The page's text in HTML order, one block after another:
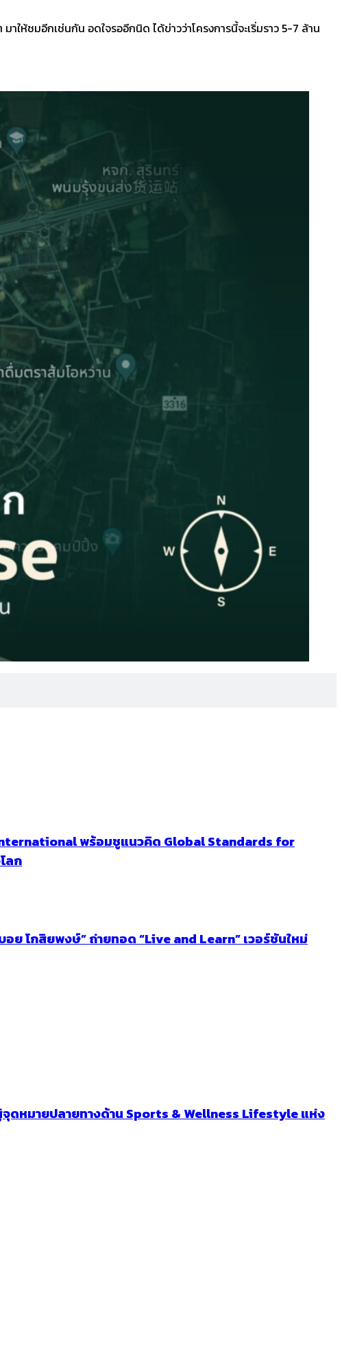
ให้ชมอีกเช่นกัน อดใจรออีกนิด ได้ข่าวว่าโครงการนี้จะเริ่มราว 5-7 ล้าน
International พร้อมชูแนวคิด Global Standards for
ลก
ย โกสิยพงษ์” ถ่ายทอด “Live and Learn” เวอร์ชันใหม่
จุดหมายปลายทางด้าน Sports & Wellness Lifestyle แห่ง